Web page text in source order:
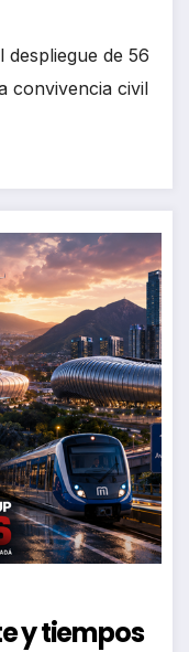
despliegue de 56
convivencia civil
y tiempos